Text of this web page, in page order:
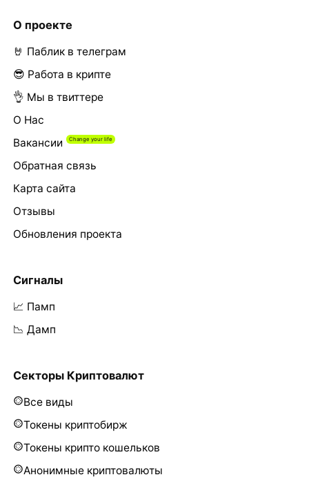
О проекте
🤘 Паблик в телеграм
😎 Работа в крипте
👌 Мы в твиттере
О Нас
Вакансии
Обратная связь
Карта сайта
Отзывы
Обновления проекта
Сигналы
📈 Памп
📉 Дамп
Секторы Криптовалют
Все виды
Токены криптобирж
Токены крипто кошельков
Анонимные криптовалюты